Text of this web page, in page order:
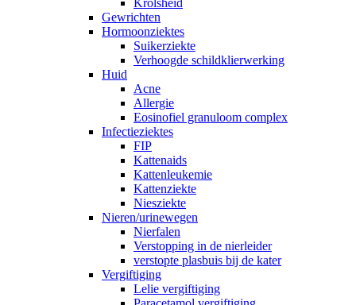
Gewrichten
Hormoonziektes
Suikerziekte
Verhoogde schildklierwerking
Huid
Acne
Allergie
Eosinofiel granuloom complex
Infectieziektes
FIP
Kattenaids
Kattenleukemie
Kattenziekte
Niesziekte
Nieren/urinewegen
Nierfalen
Verstopping in de nierleider
verstopte plasbuis bij de kater
Vergiftiging
Lelie vergiftiging